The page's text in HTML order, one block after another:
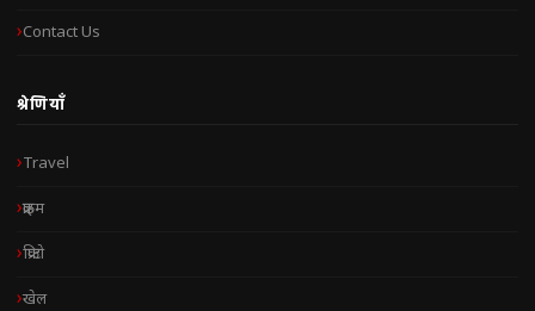
Contact Us
श्रेणियाँ
Travel
क्राइम
क्रिप्टो
खेल